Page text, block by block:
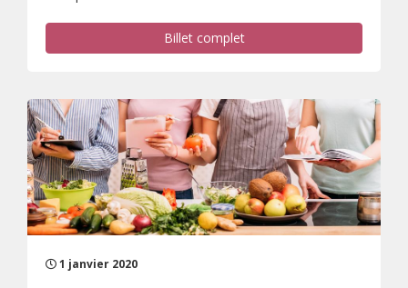
Billet complet
1 janvier 2020